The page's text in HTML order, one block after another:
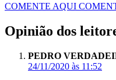
COMENTE AQUI
Opinião dos
PEDRO
24/11/2020 às 11:52